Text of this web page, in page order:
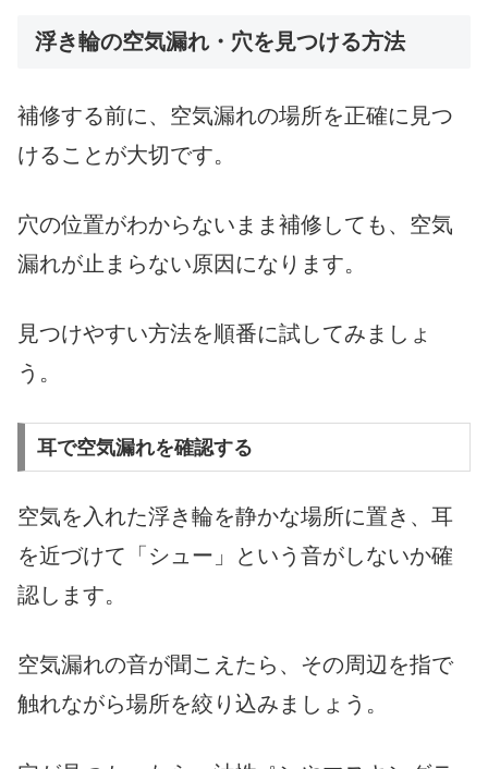
浮き輪の空気漏れ・穴を見つける方法
補修する前に、空気漏れの場所を正確に見つ
けることが大切です。
穴の位置がわからないまま補修しても、空気
漏れが止まらない原因になります。
見つけやすい方法を順番に試してみましょ
う。
耳で空気漏れを確認する
空気を入れた浮き輪を静かな場所に置き、耳
を近づけて「シュー」という音がしないか確
認します。
空気漏れの音が聞こえたら、その周辺を指で
触れながら場所を絞り込みましょう。